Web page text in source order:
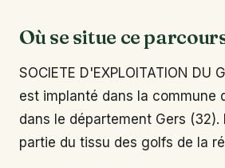
Où se situe ce
SOCIETE D'EXPLOITATION DU
est implanté dans la commune
dans le département Gers
partie du tissu des golfs de la